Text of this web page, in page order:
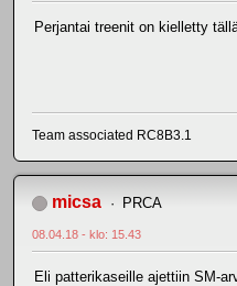
Perjantai treenit on kielletty
Team associated RC8B3.1
micsa PRCA
08.04.18 - klo: 15.43
Eli patterikaseille ajettiin SM-